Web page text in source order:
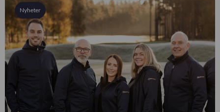
Nyheter